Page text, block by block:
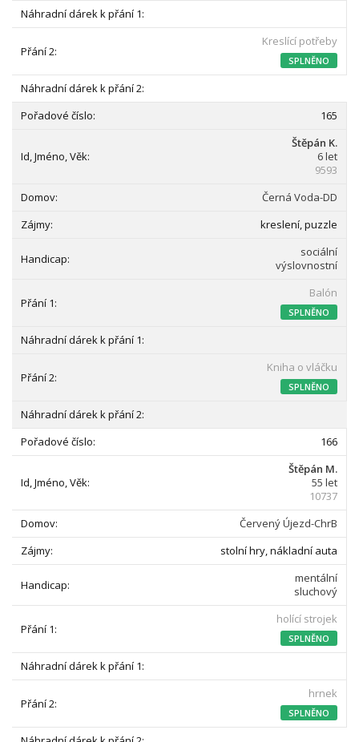
Kreslící potřeby
SPLNĚNO
165
Štěpán K.
6 let
9593
Černá Voda-DD
kreslení, puzzle
sociální
výslovnostní
Balón
SPLNĚNO
Kniha o vláčku
SPLNĚNO
166
Štěpán M.
55 let
10737
Červený Újezd-ChrB
stolní hry, nákladní auta
mentální
sluchový
holící strojek
SPLNĚNO
hrnek
SPLNĚNO